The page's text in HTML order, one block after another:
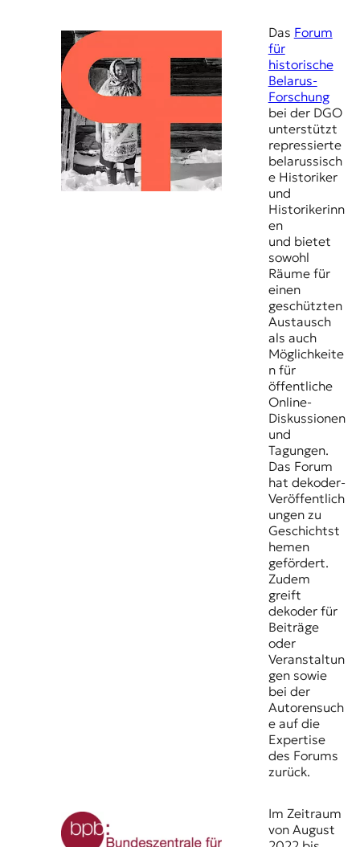
Das Forum
für
historische
Belarus-
Forschung
bei der DGO
unterstützt
repressierte
belarussisch
e Historiker
und
Historikerinn
en
und bietet
sowohl
Räume für
einen
geschützten
Austausch
als auch
Möglichkeite
n für
öffentliche
Online-
Diskussionen
und
Tagungen.
Das Forum
hat dekoder-
Veröffentlich
ungen zu
Geschichtst
hemen
gefördert.
Zudem
greift
dekoder für
Beiträge
oder
Veranstaltun
gen sowie
bei der
Autorensuch
e auf die
Expertise
des Forums
zurück.
Im Zeitraum
von August